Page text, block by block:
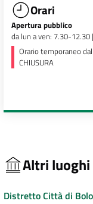
Orari
Apertura pubblico
da lun a ven: 7.30-
Orario temporaneo dal
CHIUSURA
Altri
Distretto Città di